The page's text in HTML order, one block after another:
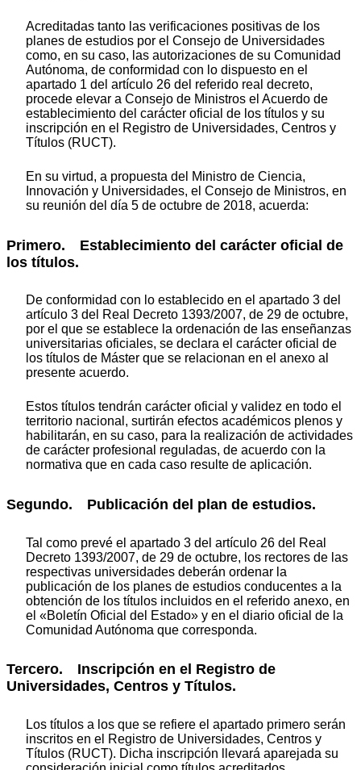
Acreditadas tanto las verificaciones positivas de los
planes de estudios por el Consejo de Universidades
como, en su caso, las autorizaciones de su Comunidad
Autónoma, de conformidad con lo dispuesto en el
apartado 1 del artículo 26 del referido real decreto,
procede elevar a Consejo de Ministros el Acuerdo de
establecimiento del carácter oficial de los títulos y su
inscripción en el Registro de Universidades, Centros y
Títulos (RUCT).
En su virtud, a propuesta del Ministro de Ciencia,
Innovación y Universidades, el Consejo de Ministros, en
su reunión del día 5 de octubre de 2018, acuerda:
Primero. Establecimiento del carácter oficial de
los títulos.
De conformidad con lo establecido en el apartado 3 del
artículo 3 del Real Decreto 1393/2007, de 29 de octubre,
por el que se establece la ordenación de las enseñanzas
universitarias oficiales, se declara el carácter oficial de
los títulos de Máster que se relacionan en el anexo al
presente acuerdo.
Estos títulos tendrán carácter oficial y validez en todo el
territorio nacional, surtirán efectos académicos plenos y
habilitarán, en su caso, para la realización de actividades
de carácter profesional reguladas, de acuerdo con la
normativa que en cada caso resulte de aplicación.
Segundo. Publicación del plan de estudios.
Tal como prevé el apartado 3 del artículo 26 del Real
Decreto 1393/2007, de 29 de octubre, los rectores de las
respectivas universidades deberán ordenar la
publicación de los planes de estudios conducentes a la
obtención de los títulos incluidos en el referido anexo, en
el «Boletín Oficial del Estado» y en el diario oficial de la
Comunidad Autónoma que corresponda.
Tercero. Inscripción en el Registro de
Universidades, Centros y Títulos.
Los títulos a los que se refiere el apartado primero serán
inscritos en el Registro de Universidades, Centros y
Títulos (RUCT). Dicha inscripción llevará aparejada su